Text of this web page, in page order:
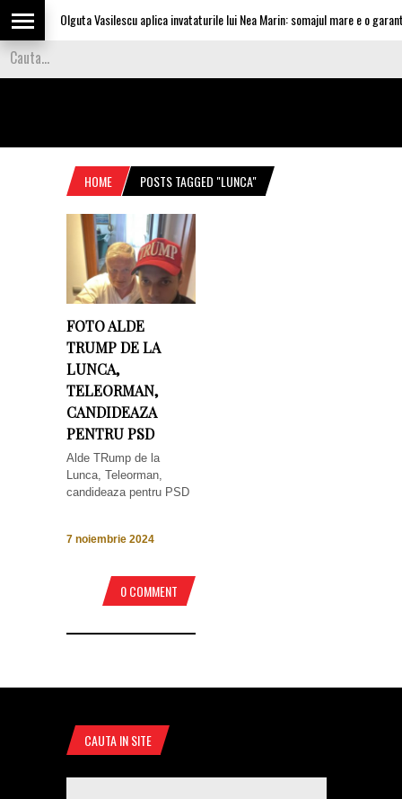
Olguta Vasilescu aplica invataturile lui Nea Marin: somajul mare e o
HOME POSTS TAGGED "LUNCA"
FOTO ALDE
TRUMP DE LA
LUNCA,
TELEORMAN,
CANDIDEAZA
PENTRU PSD
Alde TRump de la
Lunca, Teleorman,
candideaza pentru PSD
7 noiembrie 2024
0 COMMENT
CAUTA IN SITE